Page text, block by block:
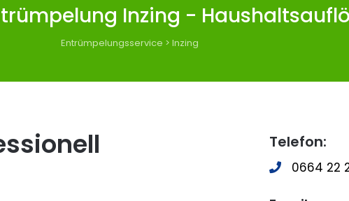
Inzing -
Entrümpelungsservice > Inzing
Telefon:
0664 22